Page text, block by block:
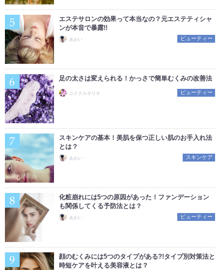
エステサロンの効果って本当なの？元エステティシャ
ンが本音で暴露!!
あおい ビューティー
足の太さは変えられる！かっさで簡単むくみの改善法
ユククルネリネ ビューティー
スキンケアの基本！美肌を保つ正しい肌のお手入れ法
とは？
あおい スキンケア
化粧崩れには5つの原因があった！ファンデーション
も関係してくる予防法とは？
あおい ビューティー
顔のむくみには5つのタイプがある?!タイプ別対策法と
時短ケアを叶える美容液とは？